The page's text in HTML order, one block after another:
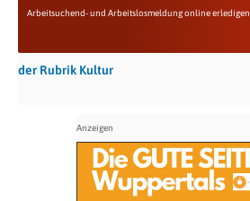
Arbeitsuchend- und Arbeitslosmeldung online erledigen
der Rubrik Kultur